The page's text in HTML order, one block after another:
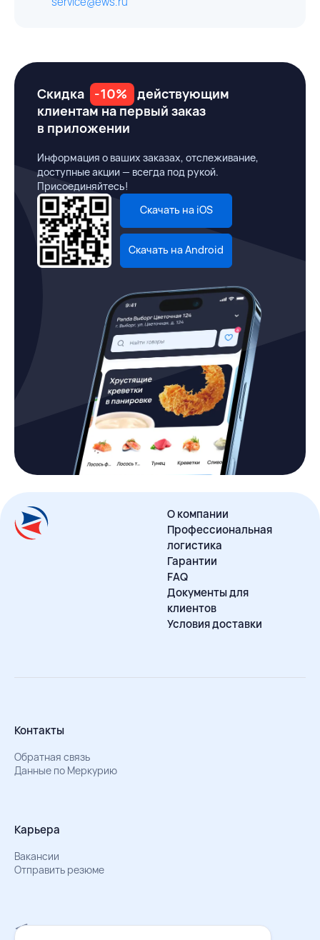
Скидка -10%
действующим
клиентам на первый заказ
в приложении
Информация о ваших заказах, отслеживание,
доступные акции — всегда под рукой.
Присоединяйтесь!
Скачать на iOS
Скачать на Android
О компании
Профессиональная
логистика
Гарантии
FAQ
Документы для
клиентов
Условия доставки
Контакты
Обратная связь
Данные по Меркурию
Карьера
Вакансии
Отправить резюме
Мы в Телеграм